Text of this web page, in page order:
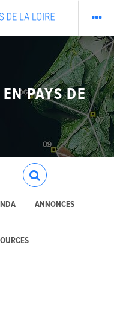
PAYS DE
ANNONCES